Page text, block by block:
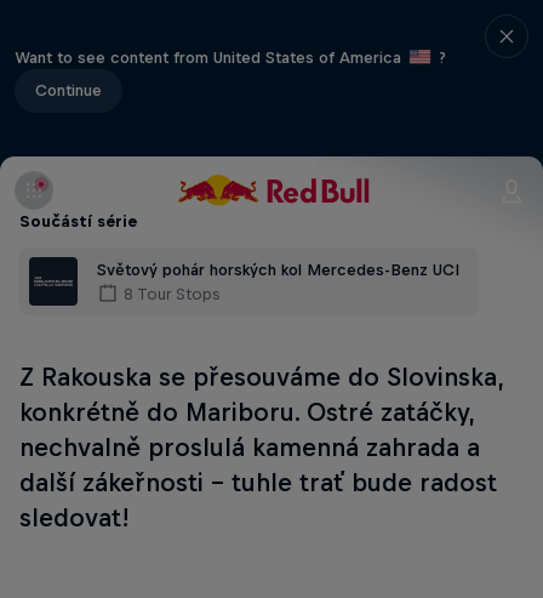
Want to see content from United States of America
?
Continue
Součástí série
Světový pohár horských kol Mercedes-Benz UCI
8 Tour Stops
Z Rakouska se přesouváme do Slovinska,
konkrétně do Mariboru. Ostré zatáčky,
nechvalně proslulá kamenná zahrada a
další zákeřnosti - tuhle trať bude radost
sledovat!